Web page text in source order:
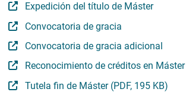
Expedición del título de Máster
Convocatoria de gracia
Convocatoria de gracia adicional
Reconocimiento de créditos en Máster
Tutela fin de Máster (PDF, 195 KB)